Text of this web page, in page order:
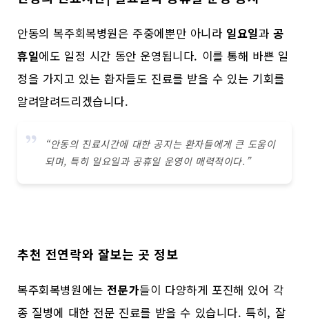
안동의 복주회복병원은 주중에뿐만 아니라 일요일과공
휴일에도 일정 시간 동안 운영됩니다. 이를 통해 바쁜 일
정을 가지고 있는 환자들도 진료를 받을 수 있는 기회를
알려알려드리겠습니다.
“안동의 진료시간에 대한 공지는 환자들에게 큰 도움이
되며, 특히 일요일과 공휴일 운영이 매력적이다.”
추천 전연락와 잘보는 곳 정보
복주회복병원에는전문가들이 다양하게 포진해 있어 각
종 질병에 대한 전문 진료를 받을 수 있습니다. 특히, 잘